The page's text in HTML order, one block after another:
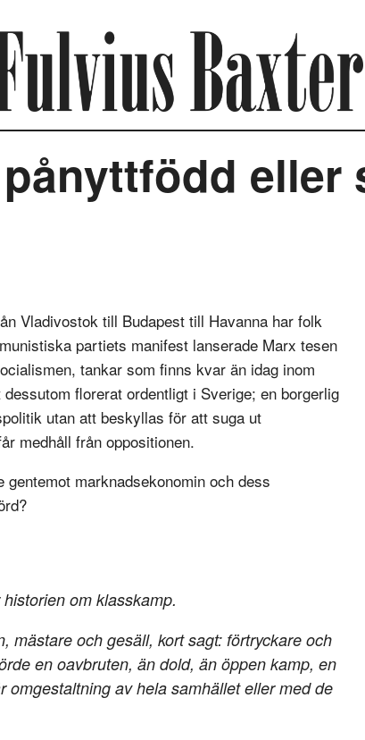
eller
Vladivostok till Budapest till Havanna har folk
partiets manifest lanserade Marx tesen
tankar som finns kvar än idag inom
florerat ordentligt i Sverige; en borgerlig
utan att beskyllas för att suga ut
medhåll från oppositionen.
marknadsekonomin och dess
om klasskamp.
mästare och gesäll, kort sagt: förtryckare och
en oavbruten, än dold, än öppen kamp, en
av hela samhället eller med de